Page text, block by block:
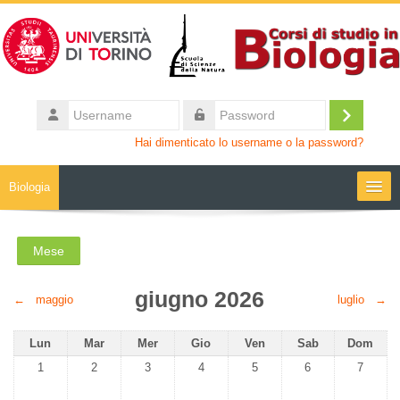
Username
Login
Hai dimenticato lo username o la password?
Biologia
My Media
Mese
← maggio giugno 2026 luglio →
Lunedi
Lun Martedì
Mar Mercoledì
Mer Giovedì
Gio Venerdì
Ven Sabato
Sab
Dom
Nessun evento, lunedì 1 giugno
1 Nessun evento, martedì 2 giugno
2 Nessun evento, mercoledì 3 giugno
3 Nessun evento, giovedì 4 giugno
4 Nessun evento, venerdì 5
5 Nessun evento,
6 Nessun
7